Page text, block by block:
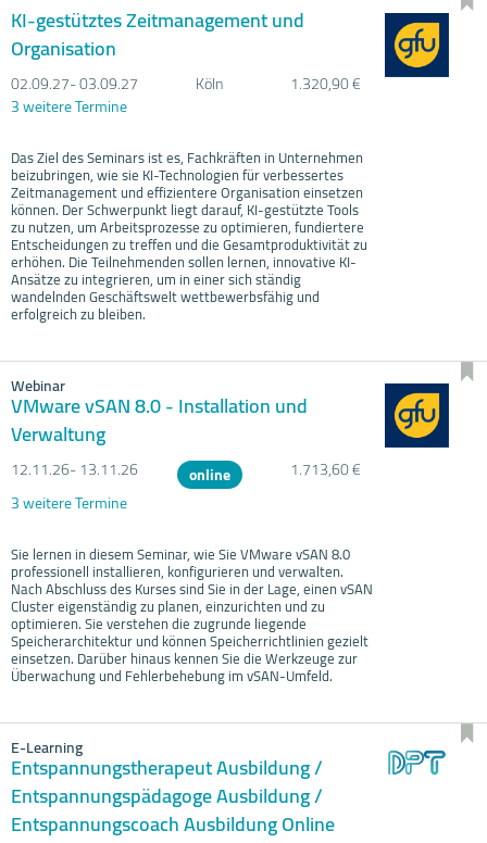
KI-gestütztes Zeitmanagement und
Organisation
02.09.27- 03.09.27 Köln
1.320,90 €
3 weitere Termine
Das Ziel des Seminars ist es, Fachkräften in Unternehmen
beizubringen, wie sie KI-Technologien für verbessertes
Zeitmanagement und effizientere Organisation einsetzen
können. Der Schwerpunkt liegt darauf, KI-gestützte Tools
zu nutzen, um Arbeitsprozesse zu optimieren, fundiertere
Entscheidungen zu treffen und die Gesamtproduktivität zu
erhöhen. Die Teilnehmenden sollen lernen, innovative KI-
Ansätze zu integrieren, um in einer sich ständig
wandelnden Geschäftswelt wettbewerbsfähig und
erfolgreich zu bleiben.
Webinar
VMware vSAN 8.0 - Installation und
Verwaltung
12.11.26- 13.11.26 online
1.713,60 €
3 weitere Termine
Sie lernen in diesem Seminar, wie Sie VMware vSAN 8.0
professionell installieren, konfigurieren und verwalten.
Nach Abschluss des Kurses sind Sie in der Lage, einen vSAN
Cluster eigenständig zu planen, einzurichten und zu
optimieren. Sie verstehen die zugrunde liegende
Speicherarchitektur und können Speicherrichtlinien gezielt
einsetzen. Darüber hinaus kennen Sie die Werkzeuge zur
Überwachung und Fehlerbehebung im vSAN-Umfeld.
E-Learning
Entspannungstherapeut Ausbildung /
Entspannungspädagoge Ausbildung /
Entspannungscoach Ausbildung Online